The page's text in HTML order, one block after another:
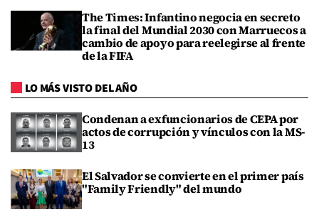
The Times: Infantino negocia en secreto
la final del Mundial 2030 con Marruecos a
cambio de apoyo para reelegirse al frente
de la FIFA
LO MÁS VISTO DEL AÑO
Condenan a exfuncionarios de CEPA por
actos de corrupción y vínculos con la MS-
13
El Salvador se convierte en el primer país
"Family Friendly" del mundo